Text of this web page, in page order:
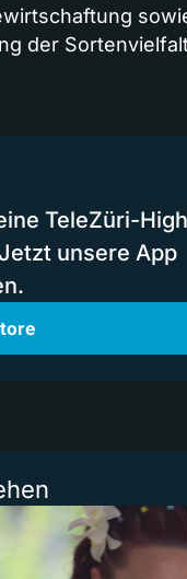
der
TeleZüri-
unsere App